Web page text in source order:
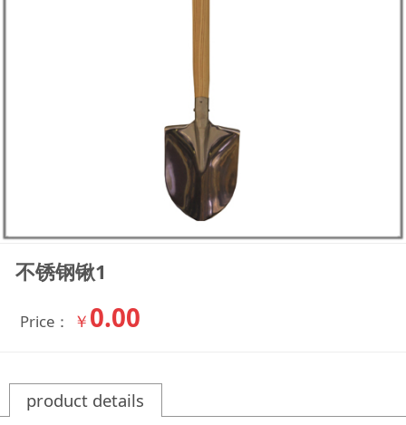
不锈钢锹1
Price： ￥ 0.00
product details